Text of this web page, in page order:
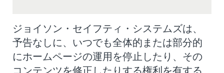
ジョイソン・セイフティ・システムズは、
予告なしに、いつでも全体的または部分的
にホームページの運用を停止したり、その
コンテンツを修正したりする権利を有する